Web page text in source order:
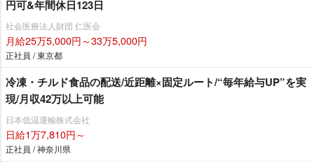
円可&年間休日123日
社会医療法人財団 仁医会
月給25万5,000円～33万5,000円
正社員 / 東京都
冷凍・チルド食品の配送/近距離×固定ルート/“毎年給与UP”を実
現/月収42万以上可能
日本低温運輸株式会社
日給1万7,810円～
正社員 / 神奈川県